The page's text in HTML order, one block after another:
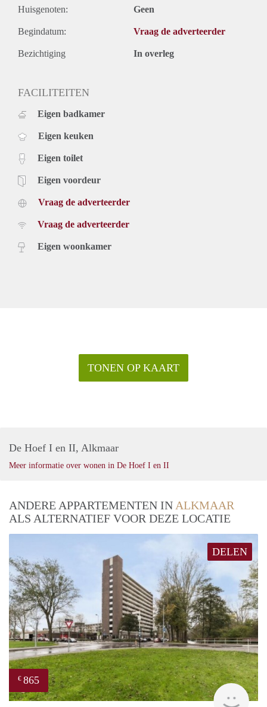
Huisgenoten: Geen
Begindatum: Vraag de adverteerder
Bezichtiging In overleg
FACILITEITEN
Eigen badkamer
Eigen keuken
Eigen toilet
Eigen voordeur
Vraag de adverteerder
Vraag de adverteerder
Eigen woonkamer
TONEN OP KAART
De Hoef I en II, Alkmaar
Meer informatie over wonen in De Hoef I en II
ANDERE APPARTEMENTEN IN ALKMAAR
ALS ALTERNATIEF VOOR DEZE LOCATIE
DELEN
€ 865
rent